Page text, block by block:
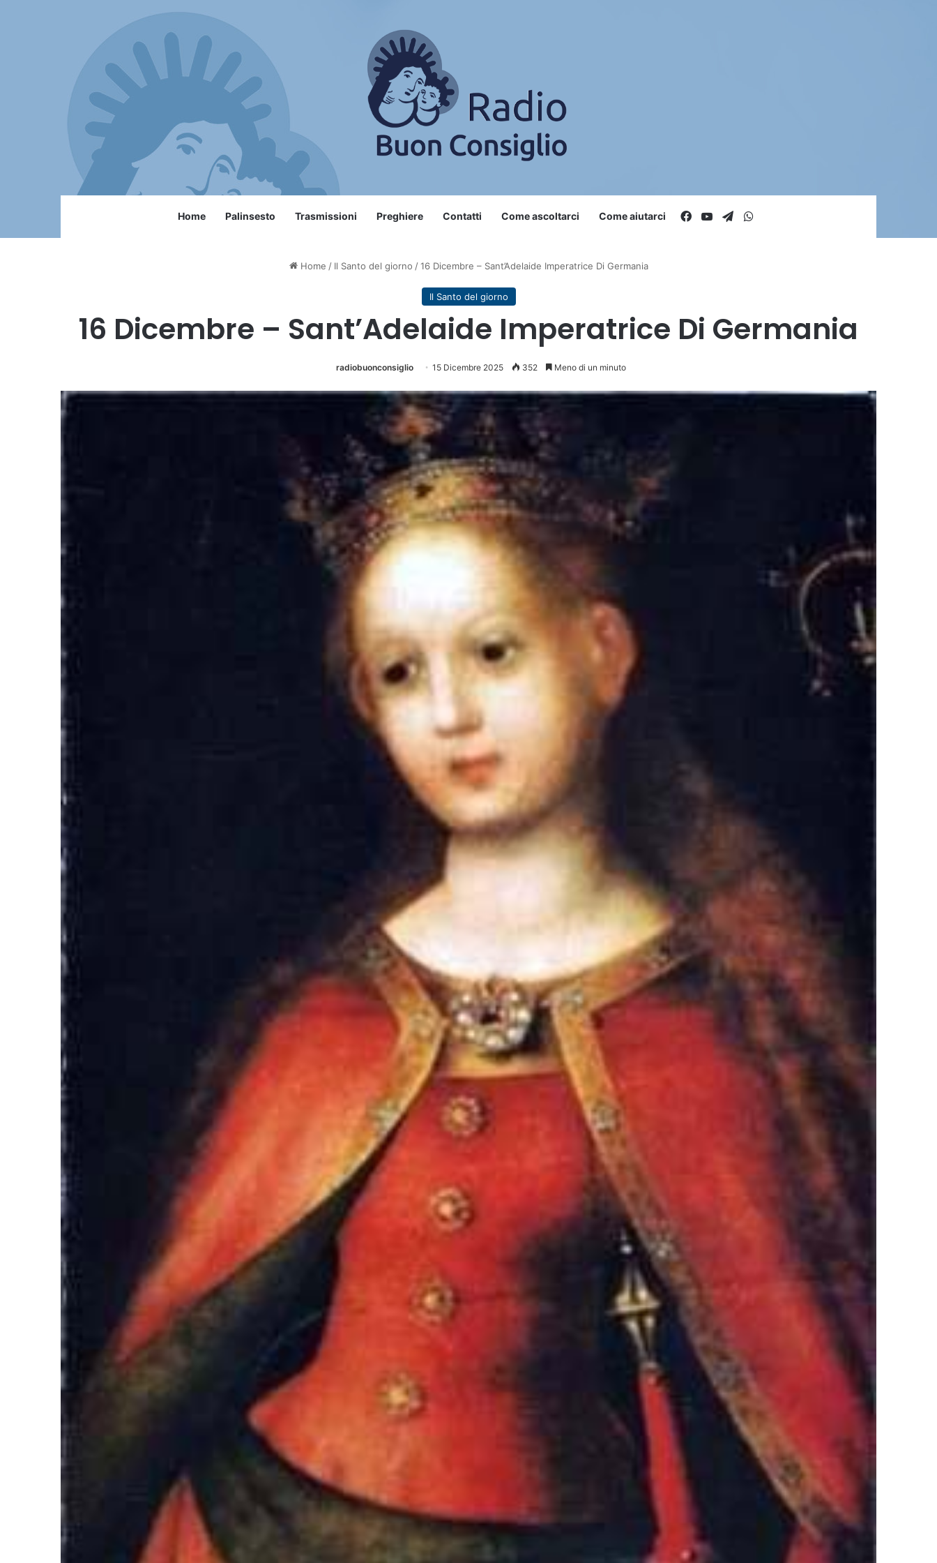
Home Palinsesto Trasmissioni Preghiere Contatti Come ascoltarci Come aiutarci Facebook
You TubeTelegram
Home / Il Santo del giorno / 16 Dicembre – Sant’Adelaide Imperatrice Di Germania
Il Santo del giorno
16 Dicembre – Sant’Adelaide Imperatrice Di Germania
radiobuonconsiglio 15 Dicembre 2025 352 Meno di un minuto